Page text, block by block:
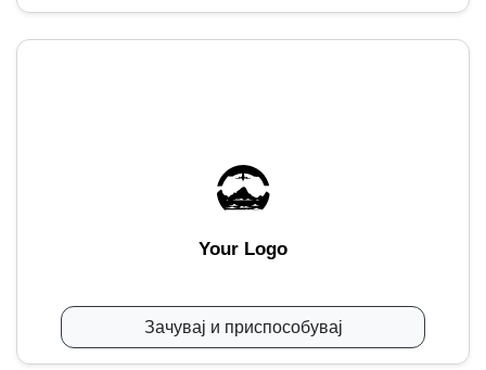
Your Logo
Зачувај и приспособувај